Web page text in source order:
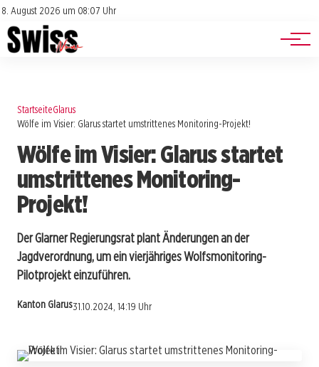
8. August 2026 um 08:07 Uhr
Impressum
Datenschutz
Jobs
Events
StartseiteGlarus
Wölfe im Visier: Glarus startet umstrittenes Monitoring-Projekt!
Wölfe im Visier: Glarus startet
umstrittenes Monitoring-
Projekt!
Der Glarner Regierungsrat plant Änderungen an der
Jagdverordnung, um ein vierjähriges Wolfsmonitoring-
Pilotprojekt einzuführen.
Kanton Glarus31.10.2024, 14:19 Uhr